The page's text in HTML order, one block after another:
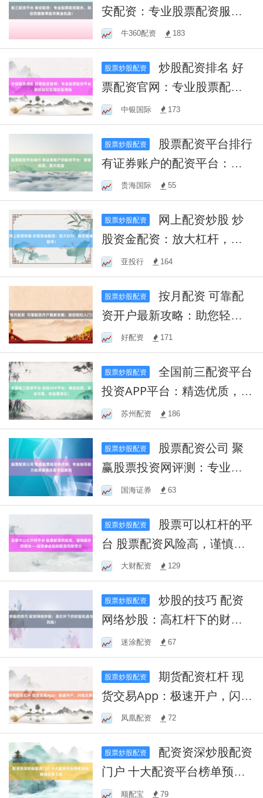
安配资：专业股票配资服
务，助您把握春季股市黄金
机遇！
牛360配资 183
股票炒股配资
炒股配资排名 好
票配资官网：专业股票配资
平台，助您轻松实现财富增
值
中银国际 173
股票炒股配资
有证券账户的配资平台：便
捷投资，放大收益
贵海国际 55
股票炒股配资
股资金配资：放大杠杆，助
您掘金股市！
亚投行 164
股票炒股配资
按月配资 可靠配
资开户最新攻略：助您轻松
入门！
好配资 171
股票炒股配资
全国前三配资平台
投资APP平台：精选优质，安
全可靠，收益看得见！
苏州配资 186
股票炒股配资
赢股票投资网评测：专业指
导助力投资者赢在股市起跑
线
国海证券 63
股票炒股配资
台 股票配资风险高，谨慎操
作防损失——投资者必知的
配资风险警示
大财配资 129
股票炒股配资
炒股的技巧 配资
网络炒股：高杠杆下的财富
机遇与风险！
迷涂配资 67
股票炒股配资
期货配资杠杆 现
货交易App：极速开户，闪电
交易！凤凰配资 72
股票炒股配资
门户 十大配资平台榜单预
测：精选优质之选
顺配宝 79